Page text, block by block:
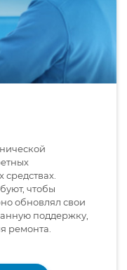
чтобы
обновлял свои
поддержку,
ремонта.